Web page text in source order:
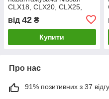
CLX18, CLX20, CLX25,
CLX35, CLX36
від 42 ₴
Купити
Про нас
91% позитивних з 37